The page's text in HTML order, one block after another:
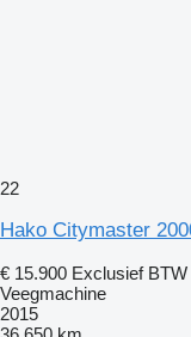
22
Hako Citymaster
€ 15.900 Exclusief BTW
Veegmachine
2015